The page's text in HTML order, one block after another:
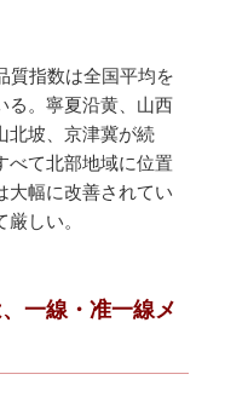
質指数は全国平均を
る。寧夏沿黄、山西
北坡、京津冀が続
べて北部地域に位置
大幅に改善されてい
しい。
一線・ 准一線メ